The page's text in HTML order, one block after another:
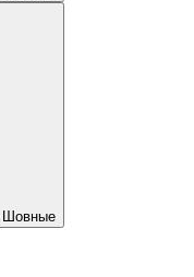
Магнитные, Моющиеся, Самоклеящиеся, Шовные